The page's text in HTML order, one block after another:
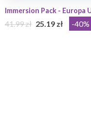
Immersion Pack - Europa
41.99 zł 25.19 zł -40%